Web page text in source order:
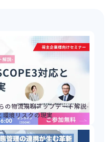
の物流規制アップデート解説-
環境リスクの現実